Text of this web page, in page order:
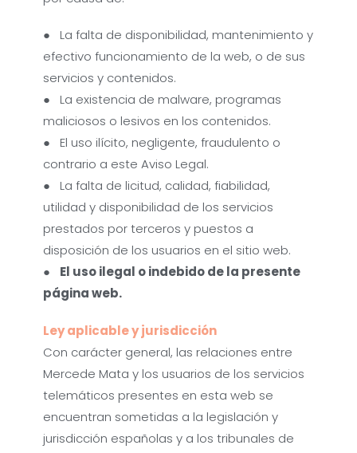
● La falta de disponibilidad, mantenimiento y
efectivo funcionamiento de la web, o de sus
servicios y contenidos.
● La existencia de malware, programas
maliciosos o lesivos en los contenidos.
● El uso ilícito, negligente, fraudulento o
contrario a este Aviso Legal.
● La falta de licitud, calidad, fiabilidad,
utilidad y disponibilidad de los servicios
prestados por terceros y puestos a
disposición de los usuarios en el sitio web.
● El uso ilegal o indebido de la presente
página web.
Ley aplicable y jurisdicción
Con carácter general, las relaciones entre
Mercede Mata y los usuarios de los servicios
telemáticos presentes en esta web se
encuentran sometidas a la legislación y
jurisdicción españolas y a los tribunales de